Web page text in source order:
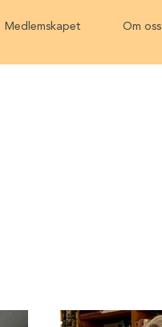
Medlemskapet Om oss